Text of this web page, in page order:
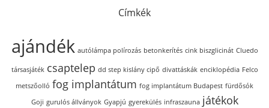
Címkék
ajándék autólámpa polírozás betonkerítés cink biszglicinát Cluedo
társasjáték csaptelep dd step kislány cipő divattáskák enciklopédia Felco
metszőolló fog implantátum fog implantátum Budapest fürdősók
Goji gurulós állványok Gyapjú gyerekülés infraszauna játékok